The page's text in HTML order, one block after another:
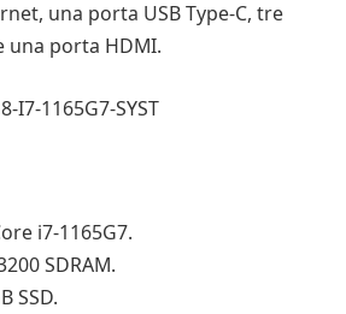
una porta USB Type-C, tre
una porta HDMI.
I7-1165G7-SYST
i7-1165G7.
SDRAM.
SSD.